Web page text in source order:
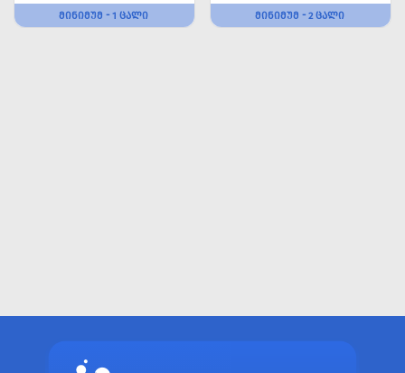
ᲛᲘᲜᲘᲛᲣᲛ - 1 ᲪᲐᲚᲘ ᲛᲘᲜᲘᲛᲣᲛ - 2 ᲪᲐᲚᲘ